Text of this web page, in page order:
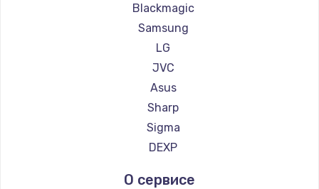
Blackmagic
Samsung
LG
JVC
Asus
Sharp
Sigma
DEXP
О сервисе